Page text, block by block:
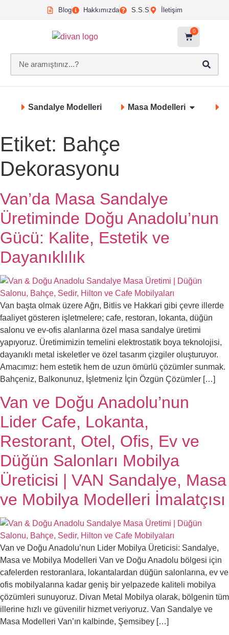
Blog Hakkımızda S.S.S İletişim
0
Sandalye Modelleri Masa Modelleri
Etiket: Bahçe
Dekorasyonu
Van’da Masa Sandalye
Üretiminde Doğu Anadolu’nun
Gücü: Kalite, Estetik ve
Dayanıklılık
Van başta olmak üzere Ağrı, Bitlis ve Hakkari gibi çevre illerde
faaliyet gösteren işletmelere; cafe, restoran, lokanta, düğün
salonu ve ev-ofis alanlarına özel masa sandalye üretimi
yapıyoruz. Üretimimizin temelini elektrostatik boya teknolojisi,
dayanıklı metal iskeletler ve özel tasarım çizgiler oluşturuyor.
Amacımız: hem estetik hem de uzun ömürlü çözümler sunmak.
Bahçeniz, Balkonunuz, İşletmeniz İçin Özgün Çözümler […]
Van ve Doğu Anadolu’nun
Lider Cafe, Lokanta,
Restorant, Otel, Ofis, Ev ve
Düğün Salonları Mobilya
Üreticisi | VAN Sandalye, Masa
ve Mobilya Modelleri İmalatçısı
Van ve Doğu Anadolu’nun Lider Mobilya Üreticisi: Sandalye,
Masa ve Mobilya Modelleri Van ve Doğu Anadolu bölgesi için
cafelerden restoranlara, lokantalardan düğün salonlarına, ev ve
ofis mobilyalarına kadar geniş bir yelpazede kaliteli mobilya
çözümleri sunuyoruz. Divan Metal Mobilya olarak, bölgenin tüm
illerine hızlı ve güvenilir hizmet veriyoruz. Van Sandalye ve
Masa Modelleri Van’ın kalbinde, Şemsibey […]